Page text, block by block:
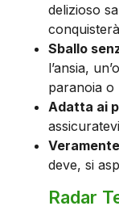
delizioso
Sballo
l’ansia,
paranoia
Adatta ai
deve, si
Radar